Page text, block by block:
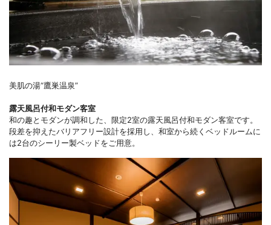
美肌の湯“鷹巣温泉”
露天風呂付和モダン客室
和の趣とモダンが調和した、限定2室の露天風呂付和モダン客室です。
段差を抑えたバリアフリー設計を採用し、和室から続くベッドルームに
は2台のシーリー製ベッドをご用意。